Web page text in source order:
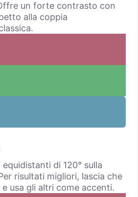
un forte contrasto con
alla coppia
di 120° sulla
risultati migliori, lascia che
usa gli altri come accenti.